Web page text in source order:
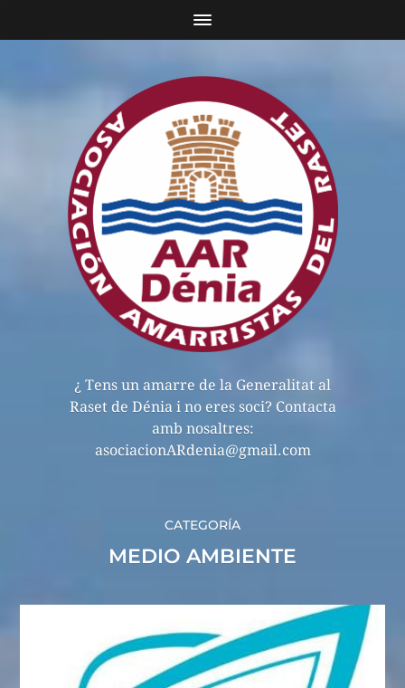
¿ Tens un amarre de la Generalitat al
Raset de Dénia i no eres soci? Contacta
amb nosaltres:
asociacionARdenia@gmail.com
CATEGORÍA
MEDIO AMBIENTE